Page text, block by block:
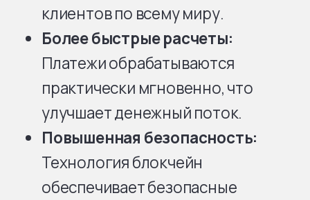
клиентов по всему миру.
Более быстрые расчеты:
Платежи обрабатываются
практически мгновенно, что
улучшает денежный поток.
Повышенная безопасность:
Технология блокчейн
обеспечивает безопасные